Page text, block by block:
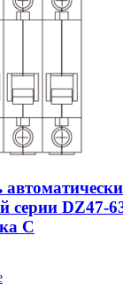
серии DZ47-
C